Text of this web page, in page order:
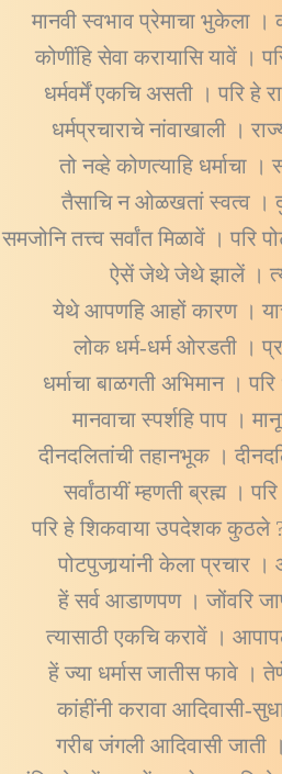
मानवी स्वभाव प्रेमाचा भुकेला
कोणींहि सेवा करायासि यावें ।
धर्मवर्में एकचि असती । परि हे
धर्मप्रचाराचे नांवाखाली ।
तो नव्हे कोणत्याहि धर्माचा
तैसाचि न ओळखतां स्वत्व ।
समजोनि तत्त्व सर्वांत मिळावें । परि
ऐसें जेथे जेथे झालें ।
येथे आपणहि आहों कारण ।
लोक धर्म-धर्म ओरडती ।
धर्माचा बाळगती अभिमान ।
मानवाचा स्पर्शहि पाप ।
दीनदलितांची तहानभूक ।
सर्वांठायीं म्हणती ब्रह्म ।
परि हे शिकवाया उपदेशक कुठले ?
पोटपुजार्‍यांनी केला प्रचार
हें सर्व आडाणपण । जोंवरि
त्यासाठी एकचि करावें ।
हें ज्या धर्मास जातीस फावे ।
कांहींनी करावा आदिवासी-
गरीब जंगली आदिवासी